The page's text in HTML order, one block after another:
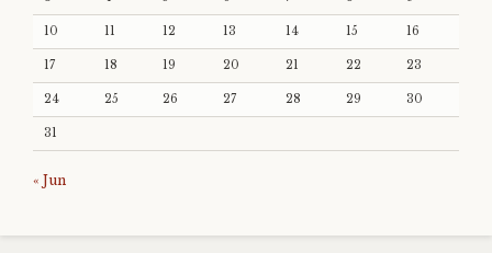
10 11 12 13 14 15 16
17 18 19 20 21 22 23
24 25 26 27 28 29 30
31
« Jun